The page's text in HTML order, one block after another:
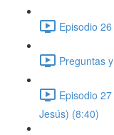
Episodio
Preguntas
Episodio
Jesús) (8:40)